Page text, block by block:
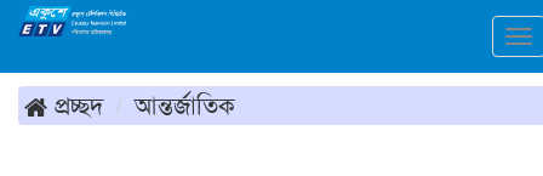
প্রচ্ছদ আন্তর্জাতিক